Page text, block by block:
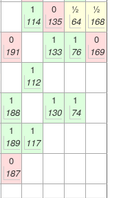
1
114
0
135
½
64
½
168
0
191
1
133
1
76
0
169
1
112
1
188
1
130
1
74
1
189
1
117
0
187